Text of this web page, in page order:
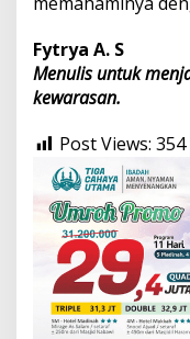
Fytrya A. S
Menulis untuk
kewarasan.
Post Views: 354